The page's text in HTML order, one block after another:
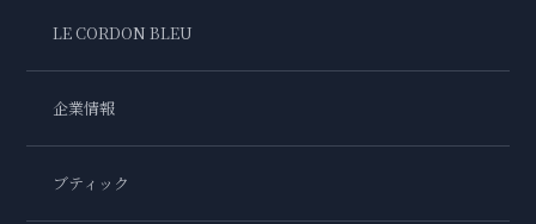
LE CORDON BLEU
企業情報
ブティック